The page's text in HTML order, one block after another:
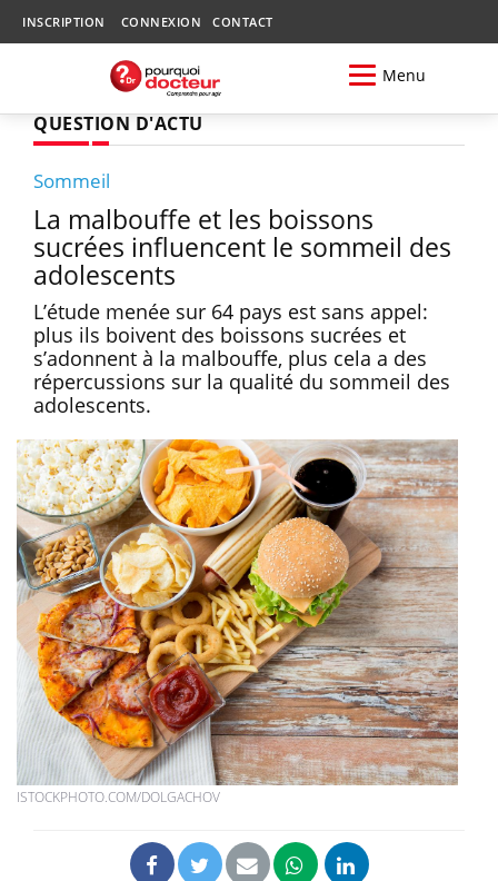
INSCRIPTION CONNEXION CONTACT
Menu
QUESTION D'ACTU
Sommeil
La malbouffe et les boissons
sucrées influencent le sommeil des
adolescents
L’étude menée sur 64 pays est sans appel:
plus ils boivent des boissons sucrées et
s’adonnent à la malbouffe, plus cela a des
répercussions sur la qualité du sommeil des
adolescents.
ISTOCKPHOTO.COM/DOLGACHOV